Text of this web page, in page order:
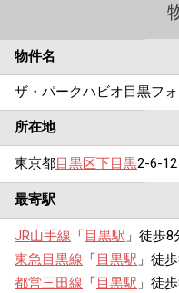
物件名
ザ・パークハビオ目黒フォ
所在地
東京都目黒区下目黒2-6-12
最寄駅
JR山手線 「目黒駅 」徒歩8
東急目黒線 「目黒駅 」徒
都営三田線 「目黒駅 」徒